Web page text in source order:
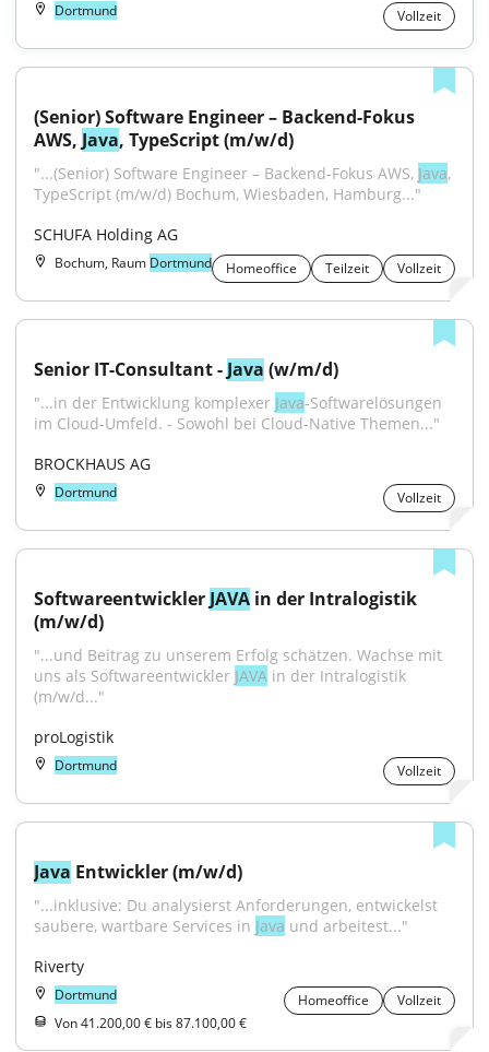
Dortmund Vollzeit
(Senior) Software Engineer – Backend-Fokus
AWS, Java, TypeScript (m/w/d)
"...(Senior) Software Engineer – Backend-Fokus AWS, Java,
TypeScript (m/w/d) Bochum, Wiesbaden, Hamburg..."
SCHUFA Holding AG
Bochum, Raum Dortmund Homeoffice Teilzeit Vollzeit
Senior IT-Consultant - Java (w/m/d)
"...in der Entwicklung komplexer Java-Softwarelösungen
im Cloud-Umfeld. - Sowohl bei Cloud-Native Themen..."
BROCKHAUS AG
Dortmund Vollzeit
Softwareentwickler JAVA in der Intralogistik
(m/w/d)
"...und Beitrag zu unserem Erfolg schätzen. Wachse mit
uns als Softwareentwickler JAVA in der Intralogistik
(m/w/d..."
proLogistik
Dortmund Vollzeit
Java Entwickler (m/w/d)
"...inklusive: Du analysierst Anforderungen, entwickelst
saubere, wartbare Services in Java und arbeitest..."
Riverty
Dortmund Homeoffice
Vollzeit
Von 41.200,00 € bis 87.100,00 €